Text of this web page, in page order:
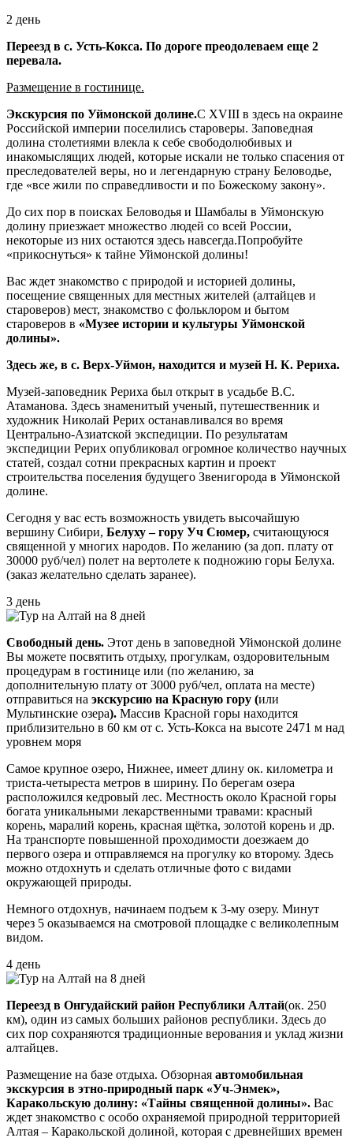
2 день
Переезд в с. Усть-Кокса. По дороге преодолеваем еще 2
перевала.
Размещение в гостинице.
Экскурсия по Уймонской долине.C XVIII в здесь на окраине
Российской империи поселились староверы. Заповедная
долина столетиями влекла к себе свободолюбивых и
инакомыслящих людей, которые искали не только спасения от
преследователей веры, но и легендарную страну Беловодье,
где «все жили по справедливости и по Божескому закону».
До сих пор в поисках Беловодья и Шамбалы в Уймонскую
долину приезжает множество людей со всей России,
некоторые из них остаются здесь навсегда.Попробуйте
«прикоснуться» к тайне Уймонской долины!
Вас ждет знакомство с природой и историей долины,
посещение священных для местных жителей (алтайцев и
староверов) мест, знакомство с фольклором и бытом
староверов в «Музее истории и культуры Уймонской
долины».
Здесь же, в с. Верх-Уймон, находится и музей Н. К. Рериха.
Музей-заповедник Рериха был открыт в усадьбе В.С.
Атаманова. Здесь знаменитый ученый, путешественник и
художник Николай Рерих останавливался во время
Центрально-Азиатской экспедиции. По результатам
экспедиции Рерих опубликовал огромное количество научных
статей, создал сотни прекрасных картин и проект
строительства поселения будущего Звенигорода в Уймонской
долине.
Сегодня у вас есть возможность увидеть высочайшую
вершину Сибири, Белуху – гору Уч Сюмер, считающуюся
священной у многих народов. По желанию (за доп. плату от
30000 руб/чел) полет на вертолете к подножию горы Белуха.
(заказ желательно сделать заранее).
3 день
Свободный день. Этот день в заповедной Уймонской долине
Вы можете посвятить отдыху, прогулкам, оздоровительным
процедурам в гостинице или (по желанию, за
дополнительную плату от 3000 руб/чел, оплата на месте)
отправиться на экскурсию на Красную гору (или
Мультинские озера). Массив Красной горы находится
приблизительно в 60 км от с. Усть-Кокса на высоте 2471 м над
уровнем моря
Самое крупное озеро, Нижнее, имеет длину ок. километра и
триста-четыреста метров в ширину. По берегам озера
расположился кедровый лес. Местность около Красной горы
богата уникальными лекарственными травами: красный
корень, маралий корень, красная щётка, золотой корень и др.
На транспорте повышенной проходимости доезжаем до
первого озера и отправляемся на прогулку ко второму. Здесь
можно отдохнуть и сделать отличные фото с видами
окружающей природы.
Немного отдохнув, начинаем подъем к 3-му озеру. Минут
через 5 оказываемся на смотровой площадке с великолепным
видом.
4 день
Переезд в Онгудайский район Республики Алтай(ок. 250
км), один из самых больших районов республики. Здесь до
сих пор сохраняются традиционные верования и уклад жизни
алтайцев.
Размещение на базе отдыха. Обзорная автомобильная
экскурсия в этно-природный парк «Уч-Энмек»,
Каракольскую долину: «Тайны священной долины». Вас
ждет знакомство с особо охраняемой природной территорией
Алтая – Каракольской долиной, которая с древнейших времен